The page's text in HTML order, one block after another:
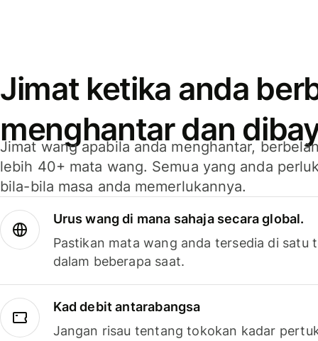
Jimat ketika anda
menghantar dan
Jimat wang apabila anda menghantar,
lebih 40+ mata wang. Semua yang anda
bila-bila masa anda memerlukannya.
Urus wang di mana sahaja secara global.
Pastikan mata wang anda tersedia di satu
dalam beberapa saat.
Kad debit antarabangsa
Jangan risau tentang tokokan kadar